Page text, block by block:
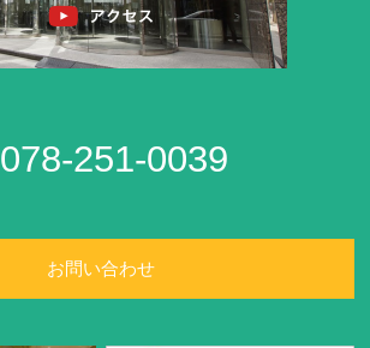
078-251-0039
お問い合わせ